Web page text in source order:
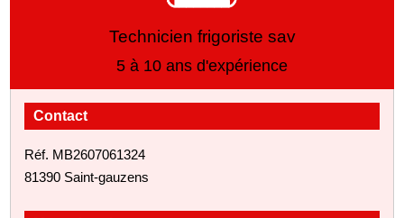
Technicien frigoriste sav
5 à 10 ans d'expérience
Contact
Réf. MB2607061324
81390 Saint-gauzens